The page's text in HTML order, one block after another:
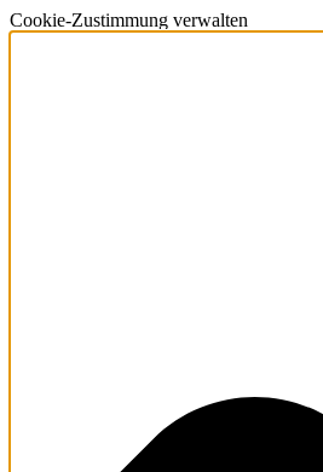
Cookie-Zustimmung verwalten